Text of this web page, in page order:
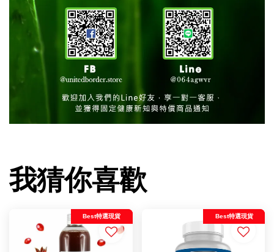
我猜你喜歡
Best特選現貨 Best特選現貨